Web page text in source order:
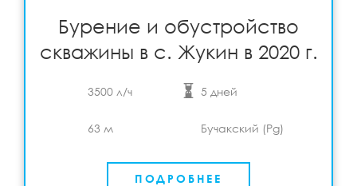
Бурение и обустройство
скважины в с. Жукин в 2020 г.
3500 л/ч 5 дней
63 м Бучакский (Pg)
ПОДРОБНЕЕ